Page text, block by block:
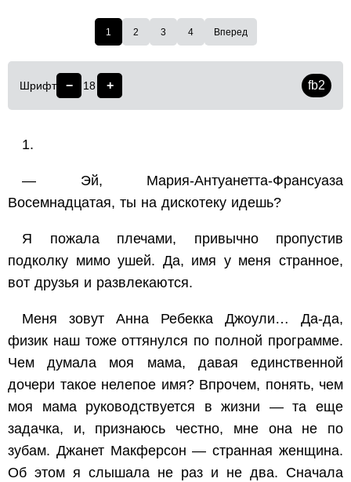
1 2 3 4 Вперед
Шрифт − 18 + fb2
1.
— Эй, Мария-Антуанетта-Франсуаза
Восемнадцатая, ты на дискотеку идешь?
Я пожала плечами, привычно пропустив
подколку мимо ушей. Да, имя у меня странное,
вот друзья и развлекаются.
Меня зовут Анна Ребекка Джоули… Да-да,
физик наш тоже оттянулся по полной программе.
Чем думала моя мама, давая единственной
дочери такое нелепое имя? Впрочем, понять, чем
моя мама руководствуется в жизни — та еще
задачка, и, признаюсь честно, мне она не по
зубам. Джанет Макферсон — странная женщина.
Об этом я слышала не раз и не два. Сначала